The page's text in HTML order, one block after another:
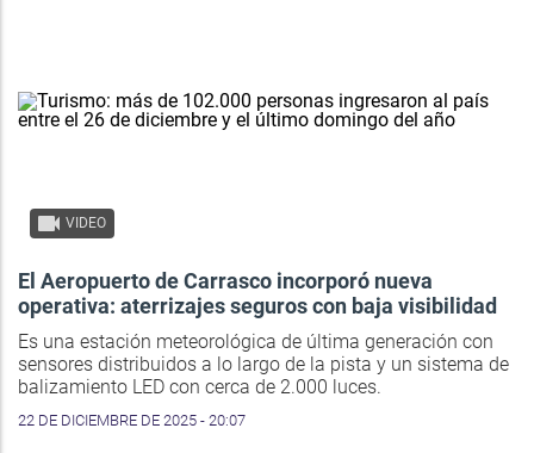
VIDEO
El Aeropuerto de Carrasco incorporó nueva
operativa: aterrizajes seguros con baja visibilidad
Es una estación meteorológica de última generación con
sensores distribuidos a lo largo de la pista y un sistema de
balizamiento LED con cerca de 2.000 luces.
22 DE DICIEMBRE DE 2025 - 20:07